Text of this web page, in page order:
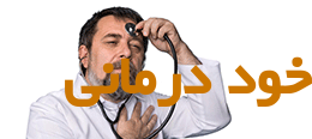
خود درمانی